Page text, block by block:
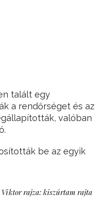
talált egy
a rendőrséget és az
valóban
be az egyik
rajza: kiszúrtam rajta